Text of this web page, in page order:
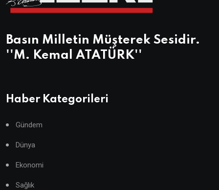
Basın Milletin Müşterek Sesidir.
''M. Kemal ATATÜRK''
Haber Kategorileri
Gündem
Dünya
Ekonomi
Sağlık